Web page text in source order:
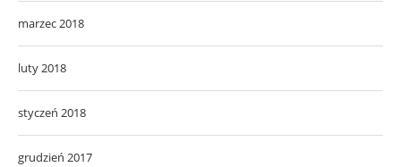
marzec 2018
luty 2018
styczeń 2018
grudzień 2017